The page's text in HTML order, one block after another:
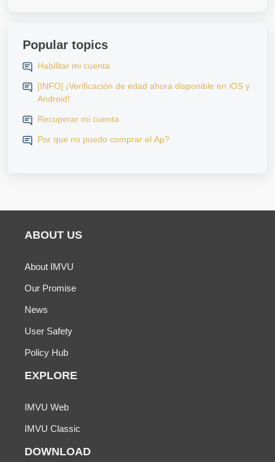
Popular topics
Habilitar mi cuenta
[INFO] ¡Verificación de edad ahora disponible en iOS y
Android!
Recuperar mi cuenta
Por que no puedo comprar el Ap?
ABOUT US
About IMVU
Our Promise
News
User Safety
Policy Hub
EXPLORE
IMVU Web
IMVU Classic
DOWNLOAD